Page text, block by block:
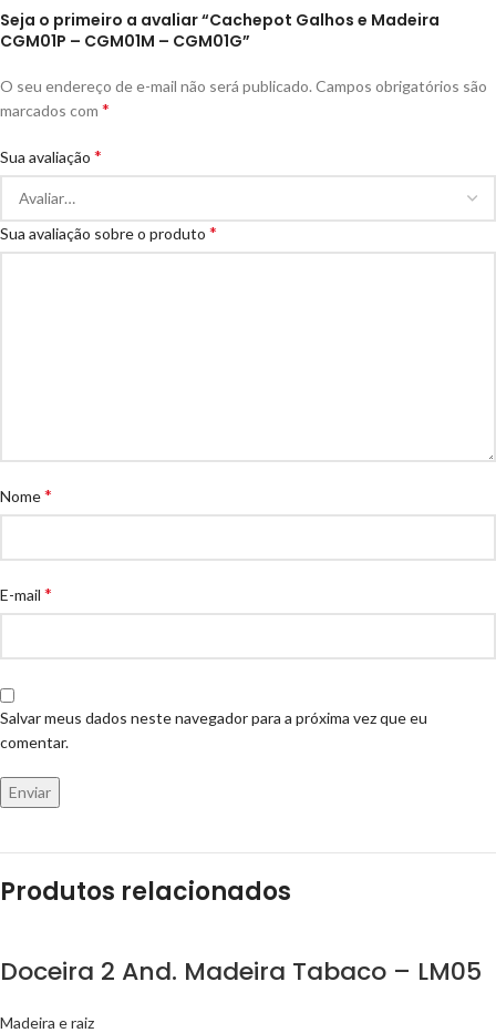
Seja o primeiro a avaliar “Cachepot Galhos e Madeira
CGM01P – CGM01M – CGM01G”
O seu endereço de e-mail não será publicado. Campos obrigatórios são
marcados com *
Sua avaliação *
Sua avaliação sobre o produto *
Nome*
E-mail *
Salvar meus dados neste navegador para a próxima vez que eu
comentar.
Produtos relacionados
Doceira 2 And. Madeira Tabaco – LM05
Madeira e raiz